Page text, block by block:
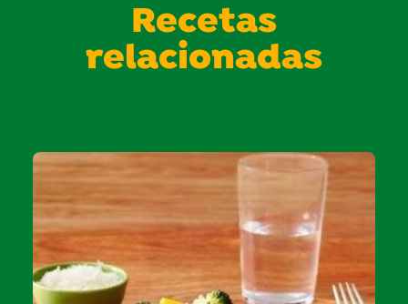
Recetas
relacionadas